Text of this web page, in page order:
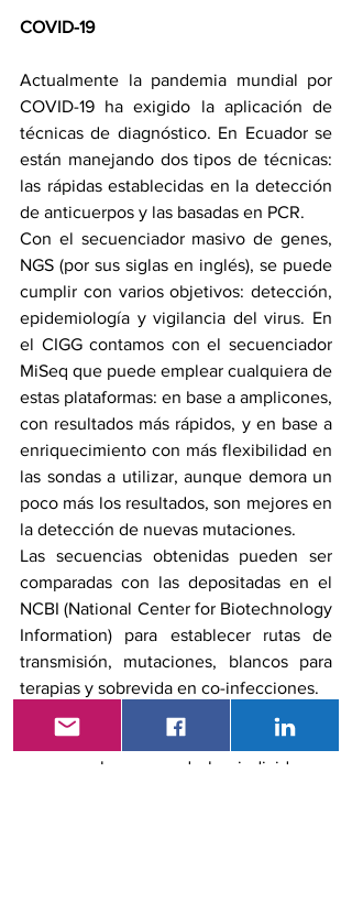
COVID-19
Actualmente la pandemia mundial por
COVID-19 ha exigido la aplicación de
técnicas de diagnóstico. En Ecuador se
están manejando dos tipos de técnicas:
las rápidas establecidas en la detección
de anticuerpos y las basadas en PCR.
Con el secuenciador masivo de genes,
NGS (por sus siglas en inglés), se puede
cumplir con varios objetivos: detección,
epidemiología y vigilancia del virus. En
el CIGG contamos con el secuenciador
MiSeq que puede emplear cualquiera de
estas plataformas: en base a amplicones,
con resultados más rápidos, y en base a
enriquecimiento con más flexibilidad en
las sondas a utilizar, aunque demora un
poco más los resultados, son mejores en
la detección de nuevas mutaciones.
Las secuencias obtenidas pueden ser
comparadas con las depositadas en el
NCBI (National Center for Biotechnology
Information) para establecer rutas de
transmisión, mutaciones, blancos para
terapias y sobrevida en co-infecciones.
Además, la aplicación de diferentes
paneles de secuenciación permite
conocer el genoma de los individuos y